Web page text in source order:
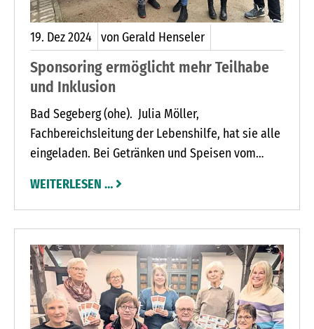
Herzen“, so die 72-Jährige.
19. Dez2024 von Gerald Henseler
Sponsoring ermöglicht mehr Teilhabe
und Inklusion
Bad Segeberg (ohe). Julia Möller,
Fachbereichsleitung der Lebenshilfe, hat sie alle
eingeladen. Bei Getränken und Speisen vom
Mitarbeitende und Betreute zusammen mit
Sponsoren die Übergabe des neuen Transporters.
WEITERLESEN …